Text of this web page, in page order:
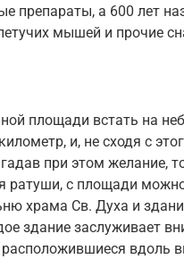
препараты, а 600 лет
мышей и прочие
площади встать на
и, не сходя с
при этом желание,
ратуши, с площади
храма Св. Духа и
здание заслуживает
расположившиеся